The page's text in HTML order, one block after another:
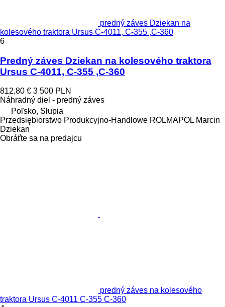
predný záves Dziekan na
kolesového traktora Ursus C-4011, C-355 ,C-360
6
Predný záves Dziekan na kolesového traktora
Ursus C-4011, C-355 ,C-360
812,80 € 3 500 PLN
Náhradný diel - predný záves
Poľsko, Słupia
Przedsiębiorstwo Produkcyjno-Handlowe ROLMAPOL Marcin
Dziekan
Obráťte sa na predajcu
predný záves na kolesového
traktora Ursus C-4011 C-355 C-360